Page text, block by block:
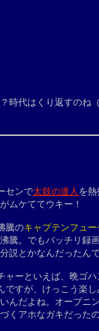
時代はくり返すのね
センで太鼓の達人 を
ムケててウキー！
騰のキャプテンフュ
騰。でもバッチリ録
説とかなんだったん
ャーといえば、晩ゴ
すが、けっこう楽し
んだよね。オープニ
くアホなガキだった